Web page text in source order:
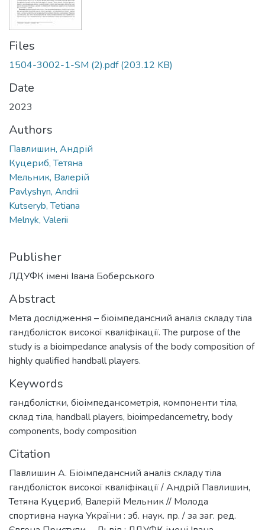
Files
1504-3002-1-SM (2).pdf(203.12 KB)
Date
2023
Authors
Павлишин, Андрій
Куцериб, Тетяна
Мельник, Валерій
Pavlyshyn, Andrii
Kutseryb, Tetiana
Melnyk, Valerii
Publisher
ЛДУФК імені Івана Боберського
Abstract
Мета дослідження – біоімпедансний аналіз складу тіла
гандболісток високої кваліфікації. The purpose of the
study is a bioimpedance analysis of the body composition of
highly qualified handball players.
Keywords
гандболістки, біоімпедансометрія, компоненти тіла,
склад тіла, handball players, bioimpedancemetry, body
components, body composition
Citation
Павлишин А. Біоімпедансний аналіз складу тіла
гандболісток високої кваліфікації / Андрій Павлишин,
Тетяна Куцериб, Валерій Мельник // Молода
спортивна наука України : зб. наук. пр. / за заг. ред.